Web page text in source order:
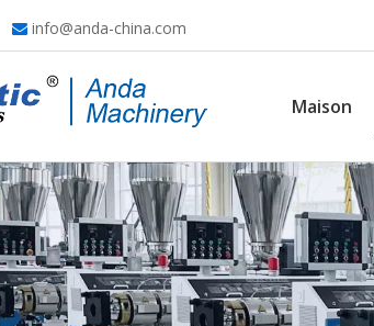
 info@anda-china.com
Maison